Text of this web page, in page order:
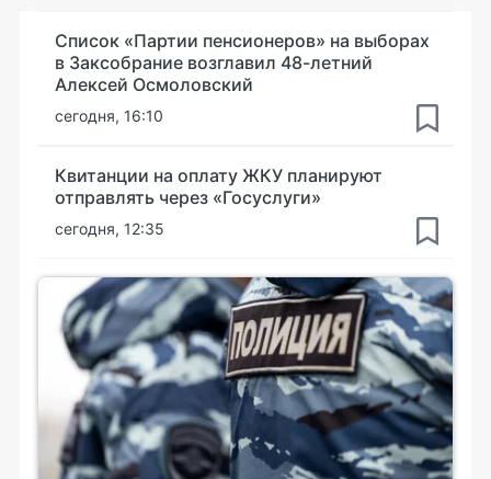
Список «Партии пенсионеров» на выборах
в Заксобрание возглавил 48-летний
Алексей Осмоловский
сегодня, 16:10
Квитанции на оплату ЖКУ планируют
отправлять через «Госуслуги»
сегодня, 12:35